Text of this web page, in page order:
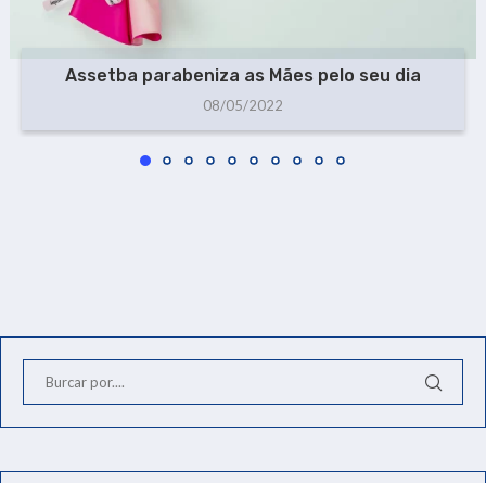
Assetba parabeniza as Mães pelo seu dia
08/05/2022